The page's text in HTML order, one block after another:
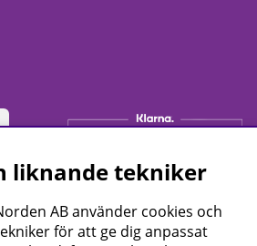
liknande tekniker
AB använder cookies och
för att ge dig anpassat